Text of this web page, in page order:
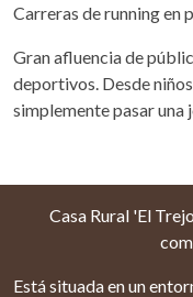
Carreras de running en
Gran afluencia de
deportivos. Desde
simplemente pasar una
Casa Rural 'El
Está situada en un